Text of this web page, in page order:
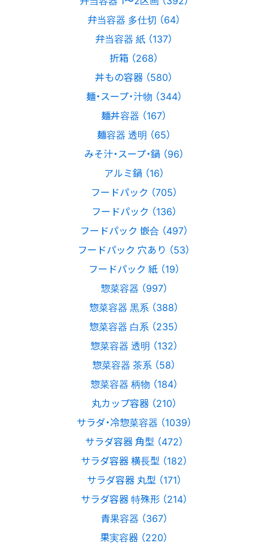
弁当容器 多仕切 （64）
弁当容器 紙 （137）
折箱 （268）
丼もの容器 （580）
麺・スープ・汁物 （344）
麺丼容器 （167）
麺容器 透明 （65）
みそ汁・スープ・鍋 （96）
アルミ鍋 （16）
フードパック （705）
フードパック （136）
フードパック 嵌合 （497）
フードパック 穴あり （53）
フードパック 紙 （19）
惣菜容器 （997）
惣菜容器 黒系 （388）
惣菜容器 白系 （235）
惣菜容器 透明 （132）
惣菜容器 茶系 （58）
惣菜容器 柄物 （184）
丸カップ容器 （210）
サラダ・冷惣菜容器 （1039）
サラダ容器 角型 （472）
サラダ容器 横長型 （182）
サラダ容器 丸型 （171）
サラダ容器 特殊形 （214）
青果容器 （367）
果実容器 （220）